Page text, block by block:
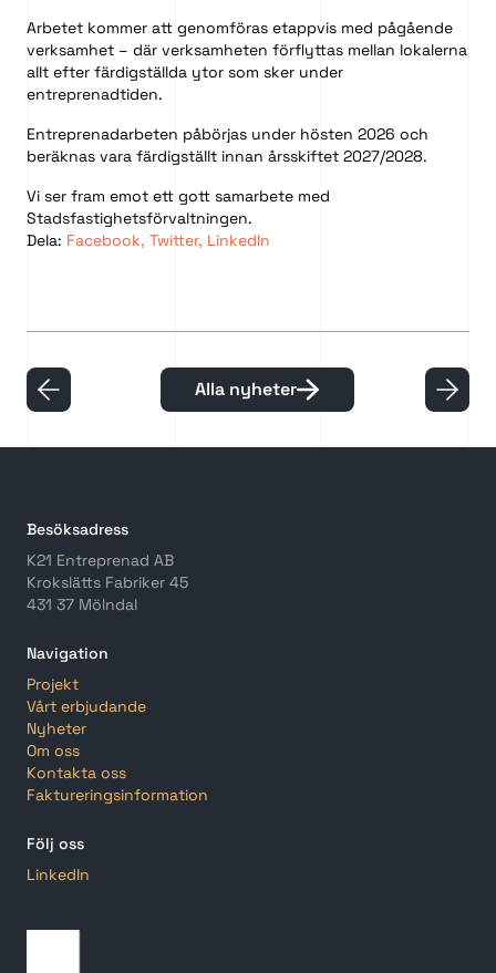
Arbetet kommer att genomföras etappvis med pågående
verksamhet – där verksamheten förflyttas mellan lokalerna
allt efter färdigställda ytor som sker under
entreprenadtiden.
Entreprenadarbeten påbörjas under hösten 2026 och
beräknas vara färdigställt innan årsskiftet 2027/2028.
Vi ser fram emot ett gott samarbete med
Stadsfastighetsförvaltningen.
Dela: Facebook, Twitter, LinkedIn
Alla nyheter
Besöksadress
K21 Entreprenad AB
Krokslätts Fabriker 45
431 37 Mölndal
Navigation
Projekt
Vårt erbjudande
Nyheter
Om oss
Kontakta oss
Faktureringsinformation
Följ oss
LinkedIn